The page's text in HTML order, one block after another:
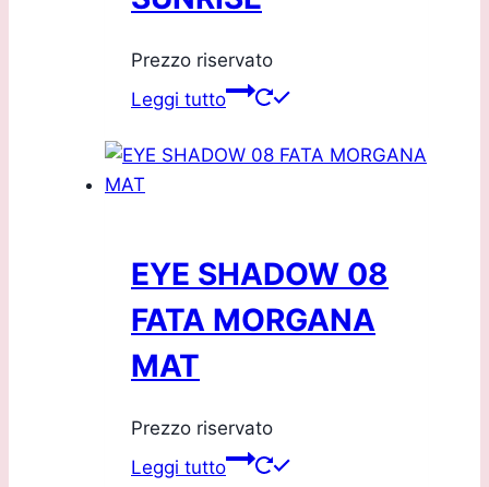
Prezzo riservato
Leggi tutto
EYE SHADOW 08
FATA MORGANA
MAT
Prezzo riservato
Leggi tutto